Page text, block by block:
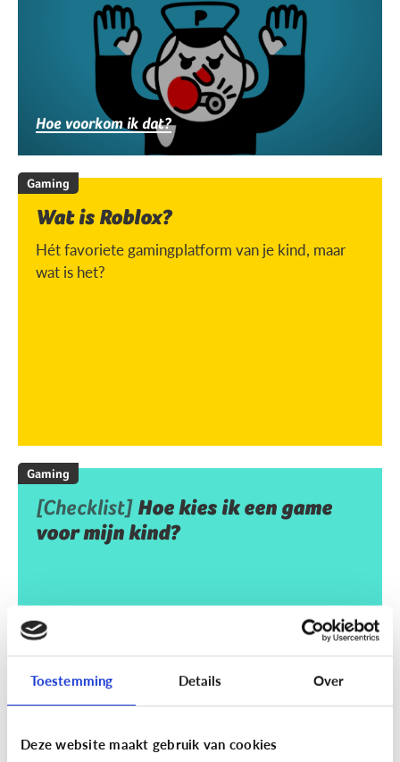
Toestemming Details Over
Deze website maakt gebruik van cookies
Hoe voorkom ik dat?
Gaming
Wat is Roblox?
Hét favoriete gamingplatform van je kind, maar
wat is het?
Gaming
[Checklist] Hoe kies ik een game
voor mijn kind?